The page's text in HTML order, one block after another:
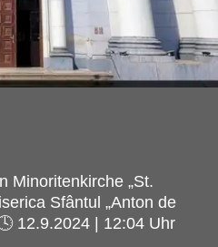
Minoritenkirche „St.
Sfântul „Anton de
12.9.2024 | 12:04 Uhr